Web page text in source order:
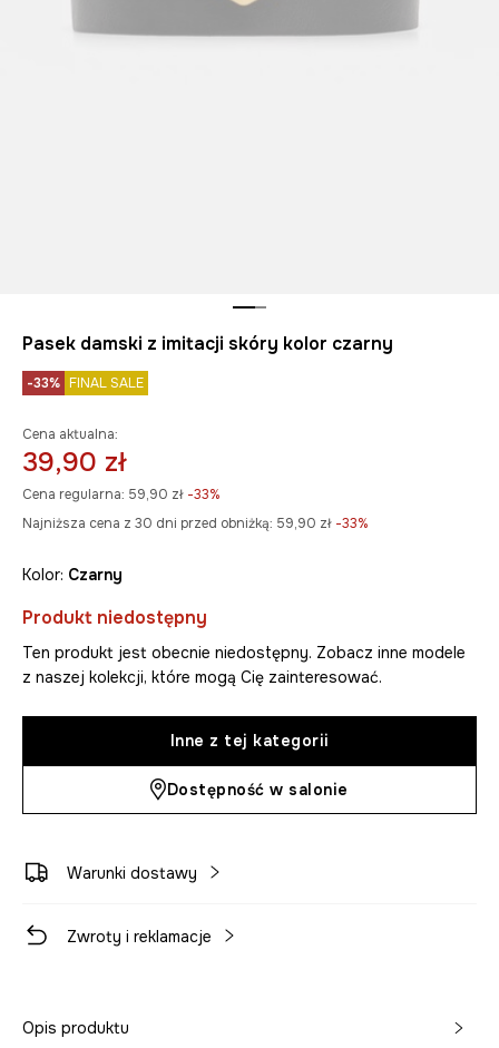
Pasek damski z imitacji skóry kolor czarny
-33% FINAL SALE
Cena aktualna:
39,90 zł
Cena regularna: 59,90 zł -33%
Najniższa cena z 30 dni przed obniżką: 59,90 zł -33%
Kolor: czarny
Produkt niedostępny
Ten produkt jest obecnie niedostępny. Zobacz inne modele
z naszej kolekcji, które mogą Cię zainteresować.
Inne z tej kategorii
Dostępność w salonie
Warunki dostawy
Zwroty i reklamacje
Opis produktu